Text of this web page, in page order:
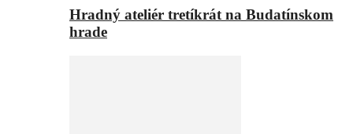
Hradný ateliér tretíkrát na Budatínskom
hrade